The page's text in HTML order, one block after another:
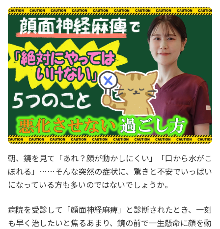
朝、鏡を見て「あれ？顔が動かしにくい」「口から水がこ
ぼれる」……そんな突然の症状に、驚きと不安でいっぱい
になっている方も多いのではないでしょうか。
病院を受診して「顔面神経麻痺」と診断されたとき、一刻
も早く治したいと焦るあまり、鏡の前で一生懸命に顔を動